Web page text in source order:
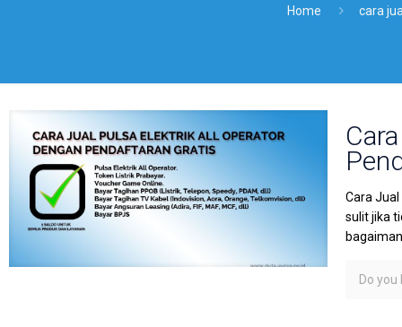
Home cara
Cara
sulit jika
Do you